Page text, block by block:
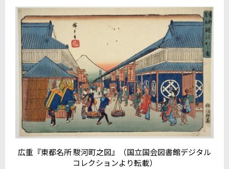
広重『東都名所 駿河町之図』（国立国会図書館デジタル
コレクションより転載）